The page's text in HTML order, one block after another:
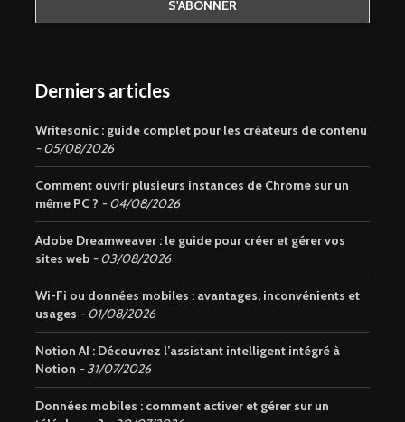
Derniers articles
Writesonic : guide complet pour les créateurs de contenu
05/08/2026
Comment ouvrir plusieurs instances de Chrome sur un
même PC ?
04/08/2026
Adobe Dreamweaver : le guide pour créer et gérer vos
sites web
03/08/2026
Wi-Fi ou données mobiles : avantages, inconvénients et
usages
01/08/2026
Notion AI : Découvrez l’assistant intelligent intégré à
Notion
31/07/2026
Données mobiles : comment activer et gérer sur un